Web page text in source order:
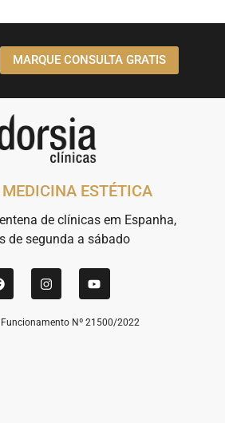
MARQUE CONSULTA GRATIS
ESTÉTICA
de clínicas em Espanha,
de segunda a sábado
Funcionamento Nº 21500/2022